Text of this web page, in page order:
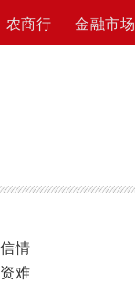
农商行 金融市场
情
难